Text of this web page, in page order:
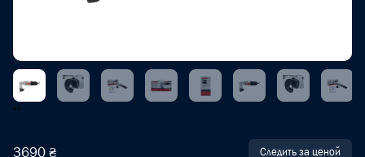
‹›
3690 ₴ Следить за ценой